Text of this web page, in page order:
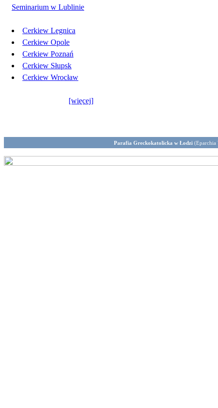
Seminarium w Lublinie
Cerkiew Legnica
Cerkiew Opole
Cerkiew Poznań
Cerkiew Słupsk
Cerkiew Wrocław
[więcej]
Parafia Greckokatolicka w Łodzi (Eparchia